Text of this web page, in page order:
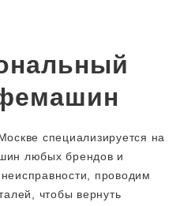
специализируется на
любых брендов и
проводим
чтобы вернуть